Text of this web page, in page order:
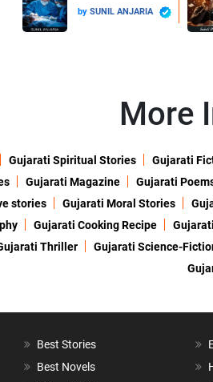
by SUNIL ANJARIA
More
Gujarati Spiritual Stories Gujarati
Gujarati Magazine Gujarati
stories
Gujarati Moral Stories
Gujarati Cooking Recipe
Thriller Gujarati Science-
Best Stories
Best Novels